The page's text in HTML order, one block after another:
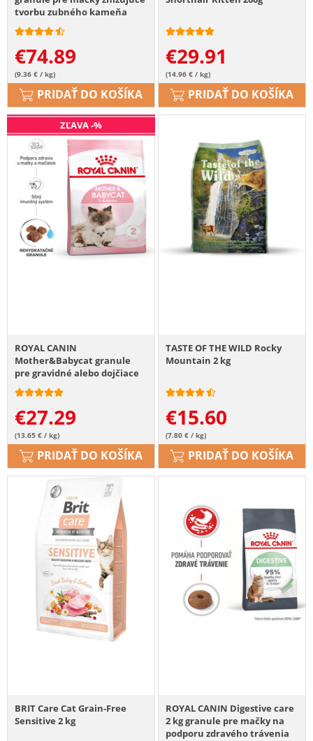
tvorbu zubného kameňa
€74.89
(9.36 € / kg)
PRIDAŤ DO KOŠÍKA
€29.91
(14.96 € / kg)
PRIDAŤ DO KOŠÍKA
ROYAL CANIN
Mother&Babycat granule
pre gravidné alebo dojčiace
mačky a mačiatka od 1 do 4
mesiacov 2 kg
€27.29
(13.65 € / kg)
ZĽAVA -%
PRIDAŤ DO KOŠÍKA
TASTE OF THE WILD Rocky
Mountain 2 kg
€15.60
(7.80 € / kg)
PRIDAŤ DO KOŠÍKA
BRIT Care Cat Grain-Free
Sensitive 2 kg
ROYAL CANIN Digestive care
2 kg granule pre mačky na
podporu zdravého trávenia